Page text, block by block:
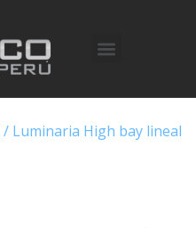
/ Luminaria High bay lineal